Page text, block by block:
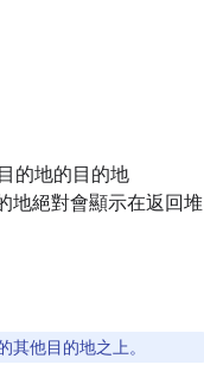
的地的目的地
地絕對會顯示在返回堆
他目的地之上。